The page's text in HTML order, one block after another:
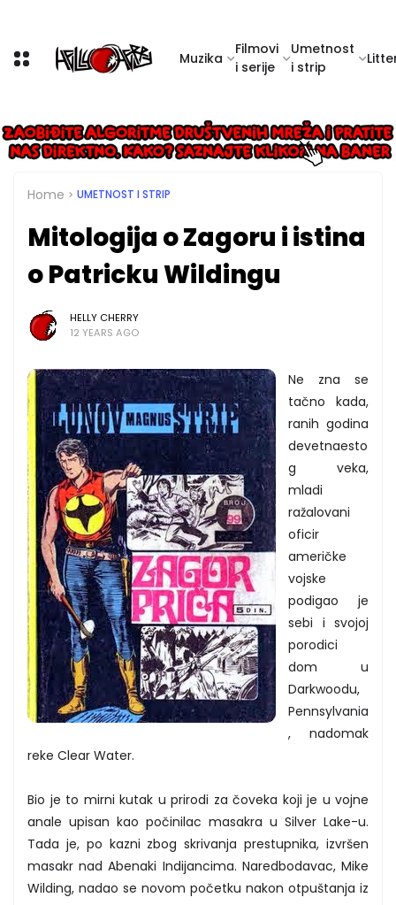
Muzika
Filmovi
i serije
Umetnost
i strip
Home UMETNOST I STRIP
Mitologija o Zagoru i istina
o Patricku Wildingu
HELLY CHERRY
12 YEARS AGO
Ne zna se
tačno kada,
ranih godina
devetnaesto
g veka,
mladi
ražalovani
oficir
američke
vojske
podigao je
sebi i svojoj
porodici
dom u
Darkwoodu,
Pennsylvania
, nadomak
reke Clear Water.
Bio je to mirni kutak u prirodi za čoveka koji je u vojne
anale upisan kao počinilac masakra u Silver Lake-u.
Tada je, po kazni zbog skrivanja prestupnika, izvršen
masakr nad Abenaki Indijancima. Naredbodavac, Mike
Wilding, nadao se novom početku nakon otpuštanja iz